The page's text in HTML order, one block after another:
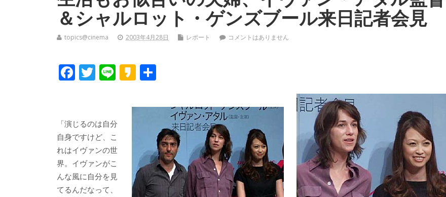
＆シャルロット・ゲンズブール来日記者会見
topics@cinema 2003年4月28日 レポート コメントはありません
F
b
o
o
k
T
er
Li K
k
「演じるのは自分
自身ですけど、こ
れはイヴァンの世
界。イヴァンがこ
んな風に自分を見
てるんだなって、